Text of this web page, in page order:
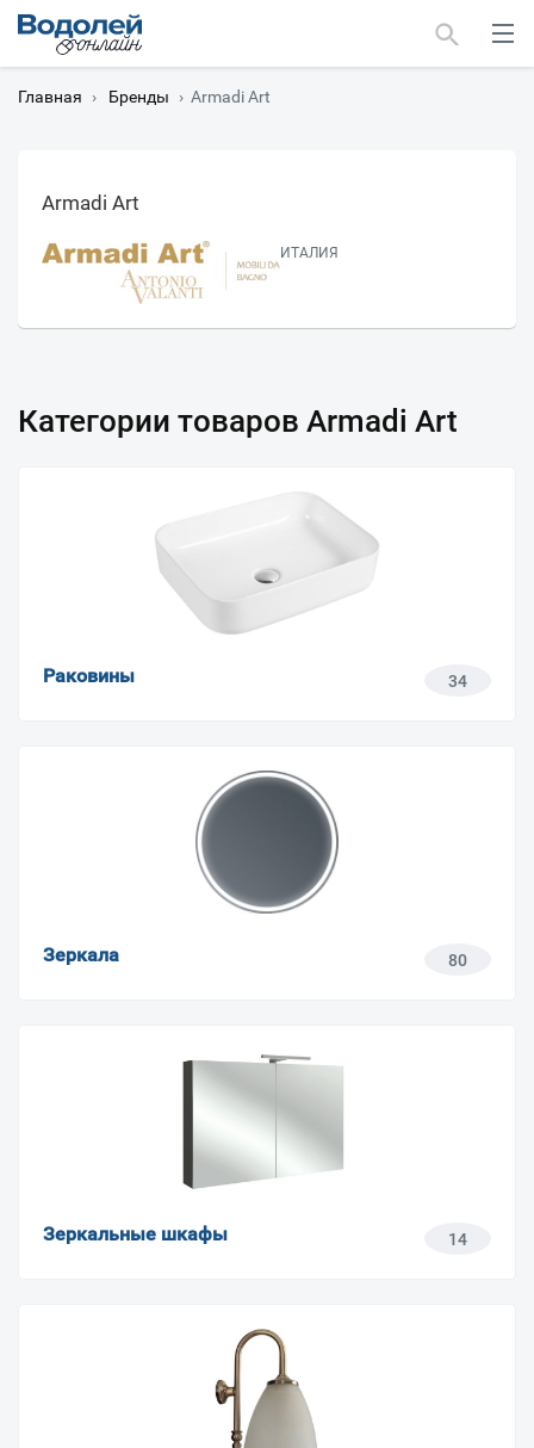
Главная › Бренды › Armadi Art
Armadi Art
ИТАЛИЯ
Категории товаров Armadi Art
Раковины 34
Зеркала 80
Зеркальные шкафы 14
Мурманск